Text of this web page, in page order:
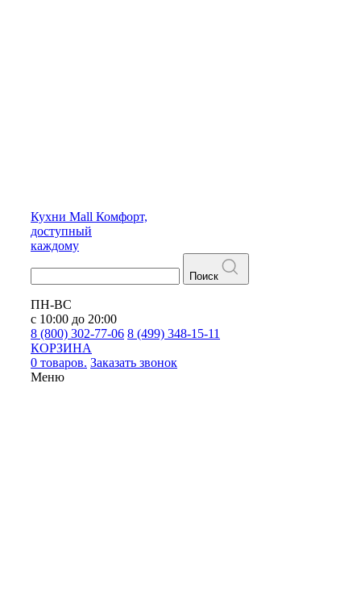
Кухни Mall Комфорт,
доступный
каждому
Поиск
ПН-ВС
с 10:00 до 20:00
8 (800) 302-77-06 8 (499) 348-15-11
КОРЗИНА
0 товаров. Заказать звонок
Меню